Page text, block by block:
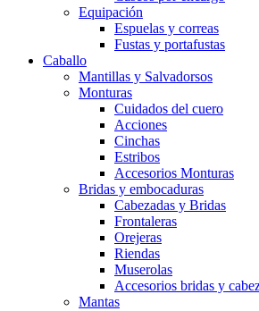
Equipación
Espuelas y correas
Fustas y portafustas
Caballo
Mantillas y Salvadorsos
Monturas
Cuidados del cuero
Acciones
Cinchas
Estribos
Accesorios Monturas
Bridas y embocaduras
Cabezadas y Bridas
Frontaleras
Orejeras
Riendas
Muserolas
Accesorios bridas y
Mantas